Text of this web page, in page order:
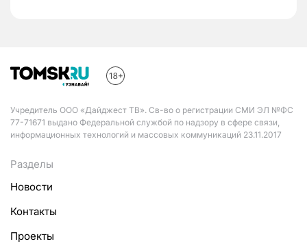
Учредитель ООО «Дайджест ТВ». Св-во о регистрации СМИ ЭЛ №ФС
77-71671 выдано Федеральной службой по надзору в сфере связи,
информационных технологий и массовых коммуникаций 23.11.2017
Разделы
Новости
Контакты
Проекты